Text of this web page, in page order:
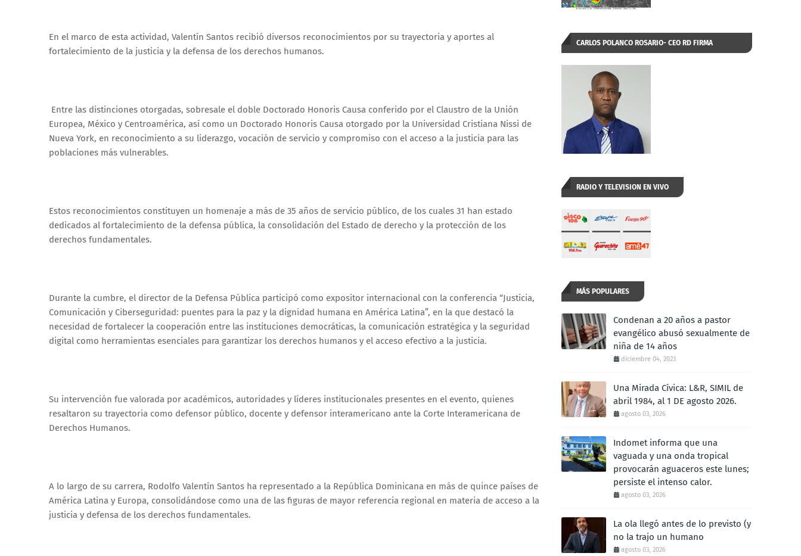
En el marco de esta actividad, Valentín Santos recibió diversos reconocimientos por su trayectoria y aportes al
fortalecimiento de la justicia y la defensa de los derechos humanos.
Entre las distinciones otorgadas, sobresale el doble Doctorado Honoris Causa conferido por el Claustro de la Unión
Europea, México y Centroamérica, así como un Doctorado Honoris Causa otorgado por la Universidad Cristiana Nissi de
Nueva York, en reconocimiento a su liderazgo, vocación de servicio y compromiso con el acceso a la justicia para las
poblaciones más vulnerables.
Estos reconocimientos constituyen un homenaje a más de 35 años de servicio público, de los cuales 31 han estado
dedicados al fortalecimiento de la defensa pública, la consolidación del Estado de derecho y la protección de los
derechos fundamentales.
Durante la cumbre, el director de la Defensa Pública participó como expositor internacional con la conferencia “Justicia,
Comunicación y Ciberseguridad: puentes para la paz y la dignidad humana en América Latina”, en la que destacó la
necesidad de fortalecer la cooperación entre las instituciones democráticas, la comunicación estratégica y la seguridad
digital como herramientas esenciales para garantizar los derechos humanos y el acceso efectivo a la justicia.
Su intervención fue valorada por académicos, autoridades y líderes institucionales presentes en el evento, quienes
resaltaron su trayectoria como defensor público, docente y defensor interamericano ante la Corte Interamericana de
Derechos Humanos.
A lo largo de su carrera, Rodolfo Valentín Santos ha representado a la República Dominicana en más de quince países de
América Latina y Europa, consolidándose como una de las figuras de mayor referencia regional en materia de acceso a la
justicia y defensa de los derechos fundamentales.
CARLOS POLANCO ROSARIO- CEO RD FIRMA
AUTORIZADA
RADIO Y TELEVISION EN VIVO
MÁS POPULARES
Condenan a 20 años a pastor
evangélico abusó sexualmente de
niña de 14 años
diciembre 04, 2023
Una Mirada Cívica: L&R, SIMIL de
abril 1984, al 1 DE agosto 2026.
agosto 03, 2026
Indomet informa que una
vaguada y una onda tropical
provocarán aguaceros este lunes;
persiste el intenso calor.
agosto 03, 2026
La ola llegó antes de lo previsto (y
no la trajo un humano
agosto 03, 2026